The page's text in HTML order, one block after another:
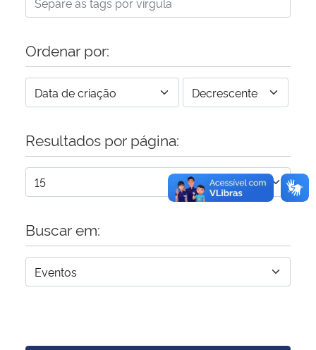
Secretaria de Governo
Gabinete de Segurança Institucional
Advocacia-Geral da União
Banco Central do Brasil
Ordenar por:
Resultados por página:
Buscar em: